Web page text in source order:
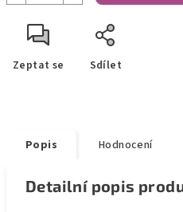
Zeptat se Sdílet
Popis Hodnocení
Detailní popis